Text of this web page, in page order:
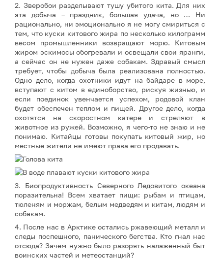
2. Зверобои разделывают тушу убитого кита. Для них
эта добыча – праздник, большая удача, но … Ни
рационально, ни эмоционально я не могу смириться с
тем, что куски китового жира по несколько килограмм
весом промышленники возвращают морю. Китовым
жиром эскимосы обогревали и освещали свои яранги,
а сейчас он не нужен даже собакам. Здравый смысл
требует, чтобы добыча была реализована полностью.
Одно дело, когда охотники идут на байдаре в море,
вступают с китом в единоборство, рискуя жизнью, и
если поединок увенчается успехом, родовой клан
будет обеспечен теплом и пищей. Другое дело, когда
охотятся на скоростном катере и стреляют в
животное из ружей. Возможно, я чего-то не знаю и не
понимаю. Китайцы готовы покупать китовый жир, но
местные жители не имеют права его продавать.
3. Биопродуктивность Северного Ледовитого океана
поразительна! Всем хватает пищи: рыбам и птицам,
тюленям и моржам, белым медведям и китам, людям и
собакам.
4. После нас в Арктике остались ржавеющий металл и
следы поспешного, панического бегства. Кто гнал нас
отсюда? Зачем нужно было разорять налаженный быт
воинских частей и метеостанций?